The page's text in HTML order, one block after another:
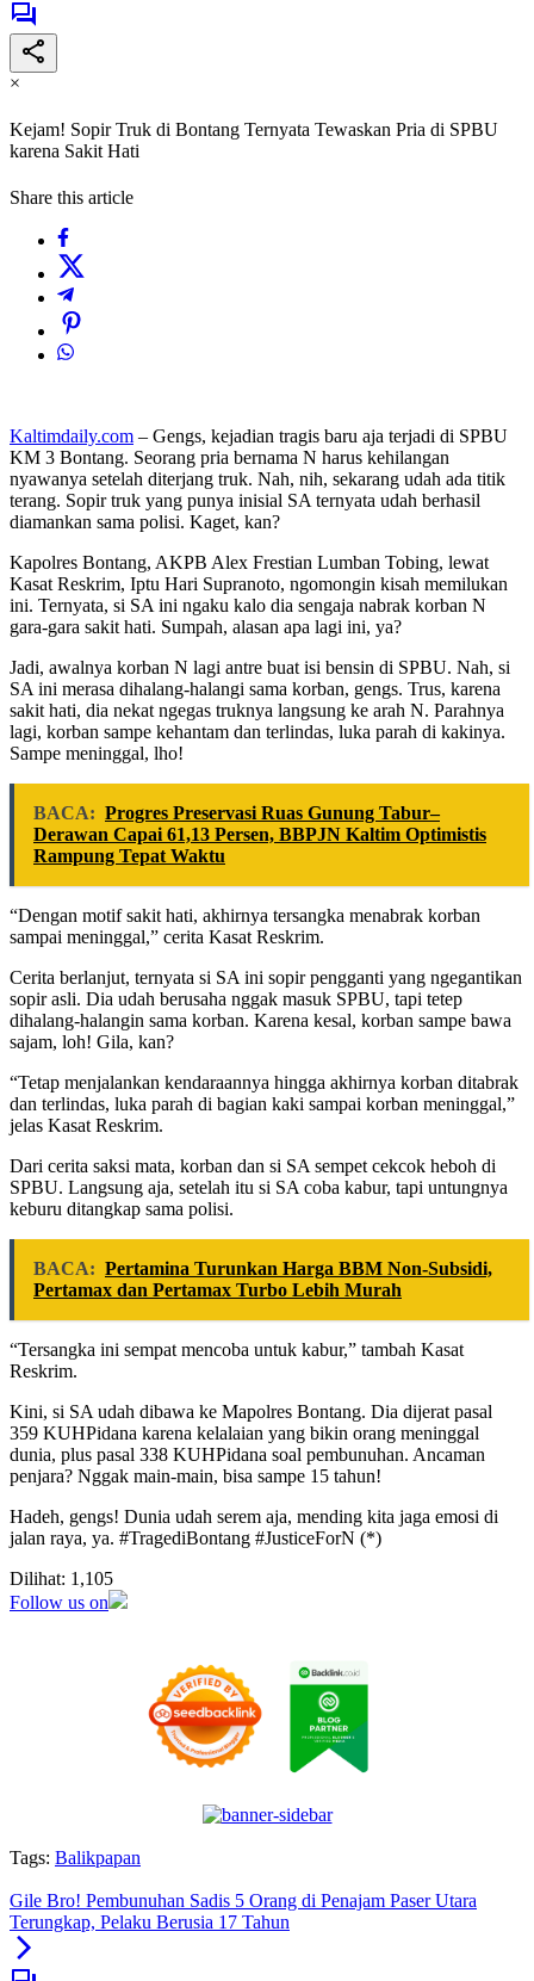
×
Kejam! Sopir Truk di Bontang Ternyata Tewaskan Pria di SPBU
karena Sakit Hati
Share this article
Kaltimdaily.com – Gengs, kejadian tragis baru aja terjadi di SPBU
KM 3 Bontang. Seorang pria bernama N harus kehilangan
nyawanya setelah diterjang truk. Nah, nih, sekarang udah ada titik
terang. Sopir truk yang punya inisial SA ternyata udah berhasil
diamankan sama polisi. Kaget, kan?
Kapolres Bontang, AKPB Alex Frestian Lumban Tobing, lewat
Kasat Reskrim, Iptu Hari Supranoto, ngomongin kisah memilukan
ini. Ternyata, si SA ini ngaku kalo dia sengaja nabrak korban N
gara-gara sakit hati. Sumpah, alasan apa lagi ini, ya?
Jadi, awalnya korban N lagi antre buat isi bensin di SPBU. Nah, si
SA ini merasa dihalang-halangi sama korban, gengs. Trus, karena
sakit hati, dia nekat ngegas truknya langsung ke arah N. Parahnya
lagi, korban sampe kehantam dan terlindas, luka parah di kakinya.
Sampe meninggal, lho!
BACA: Progres Preservasi Ruas Gunung Tabur–
Derawan Capai 61,13 Persen, BBPJN Kaltim Optimistis
Rampung Tepat Waktu
“Dengan motif sakit hati, akhirnya tersangka menabrak korban
sampai meninggal,” cerita Kasat Reskrim.
Cerita berlanjut, ternyata si SA ini sopir pengganti yang ngegantikan
sopir asli. Dia udah berusaha nggak masuk SPBU, tapi tetep
dihalang-halangin sama korban. Karena kesal, korban sampe bawa
sajam, loh! Gila, kan?
“Tetap menjalankan kendaraannya hingga akhirnya korban ditabrak
dan terlindas, luka parah di bagian kaki sampai korban meninggal,”
jelas Kasat Reskrim.
Dari cerita saksi mata, korban dan si SA sempet cekcok heboh di
SPBU. Langsung aja, setelah itu si SA coba kabur, tapi untungnya
keburu ditangkap sama polisi.
BACA: Pertamina Turunkan Harga BBM Non-Subsidi,
Pertamax dan Pertamax Turbo Lebih Murah
“Tersangka ini sempat mencoba untuk kabur,” tambah Kasat
Reskrim.
Kini, si SA udah dibawa ke Mapolres Bontang. Dia dijerat pasal
359 KUHPidana karena kelalaian yang bikin orang meninggal
dunia, plus pasal 338 KUHPidana soal pembunuhan. Ancaman
penjara? Nggak main-main, bisa sampe 15 tahun!
Hadeh, gengs! Dunia udah serem aja, mending kita jaga emosi di
jalan raya, ya. #TragediBontang #JusticeForN (*)
Dilihat: 1,105
Follow us on
Tags: Balikpapan
Gile Bro! Pembunuhan Sadis 5 Orang di Penajam Paser Utara
Terungkap, Pelaku Berusia 17 Tahun